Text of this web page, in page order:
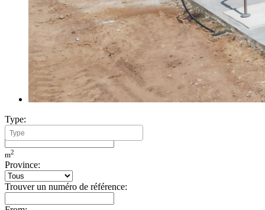
Type:
Minimum Build Area:
m2
Province:
Trouver un numéro de référence: